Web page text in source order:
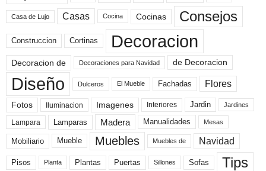
Casa de Lujo Casas Cocina Cocinas Consejos
Construccion Cortinas Decoracion
Decoracion de Decoraciones para Navidad de Decoracion
Diseño Dulceros El Mueble Fachadas Flores
Fotos Iluminacion Imagenes Interiores Jardin Jardines
Lampara Lamparas Madera Manualidades Mesas
Mobiliario Mueble Muebles Muebles de Navidad
Pisos Planta Plantas Puertas Sillones Sofas Tips